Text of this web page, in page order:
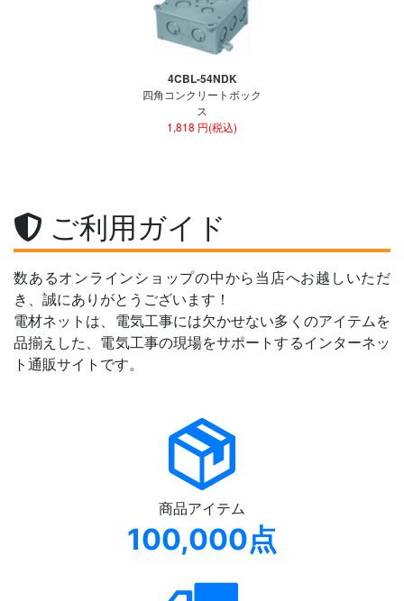
4CBL-54NDK
四角コンクリートボック
ス
1,818 円(税込)
ご利用ガイド
数あるオンラインショップの中から当店へお越しいただ
き、誠にありがとうございます！
電材ネットは、電気工事には欠かせない多くのアイテムを
品揃えした、電気工事の現場をサポートするインターネッ
ト通販サイトです。
商品アイテム
100,000点